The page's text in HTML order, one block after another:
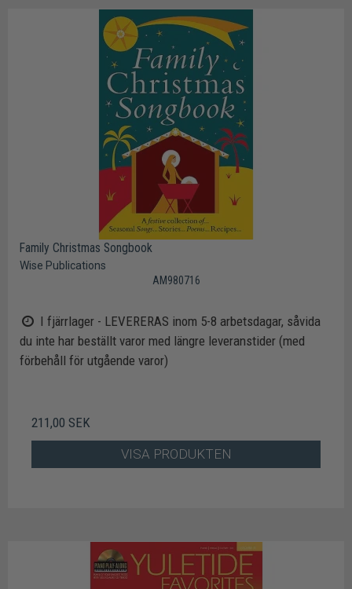
Family Christmas Songbook
Wise Publications
AM980716
I fjärrlager - LEVERERAS inom 5-8 arbetsdagar, såvida
du inte har beställt varor med längre leveranstider (med
förbehåll för utgående varor)
211,00 SEK
VISA PRODUKTEN